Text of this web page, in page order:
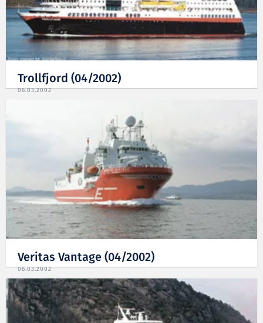
Trollfjord (04/2002)
06.03.2002
Veritas Vantage (04/2002)
06.03.2002